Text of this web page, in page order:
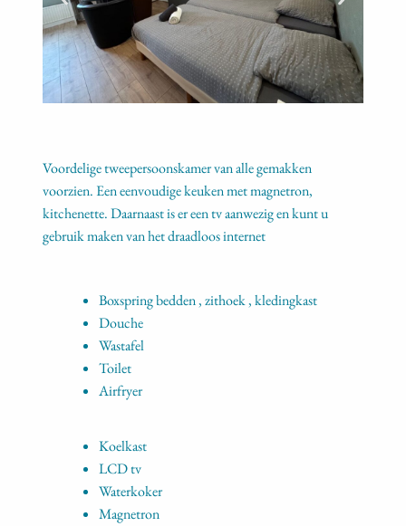
Voordelige tweepersoonskamer van alle gemakken
voorzien. Een eenvoudige keuken met magnetron,
kitchenette. Daarnaast is er een tv aanwezig en kunt u
gebruik maken van het draadloos internet
Boxspring bedden , zithoek , kledingkast
Douche
Wastafel
Toilet
Airfryer
Koelkast
LCD tv
Waterkoker
Magnetron